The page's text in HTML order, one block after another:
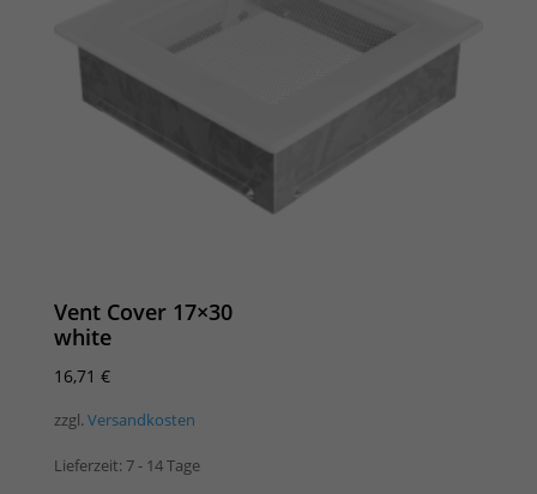
Vent Cover 17×30
white
16,71 €
zzgl. Versandkosten
Lieferzeit: 7 - 14 Tage